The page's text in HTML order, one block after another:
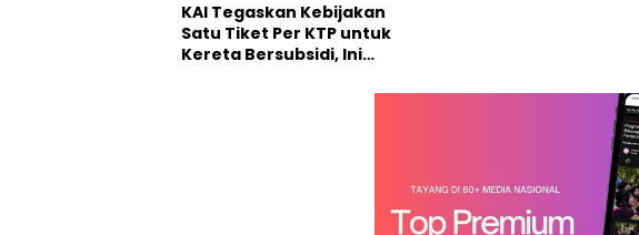
KAI Tegaskan Kebijakan
Satu Tiket Per KTP untuk
Kereta Bersubsidi, Ini